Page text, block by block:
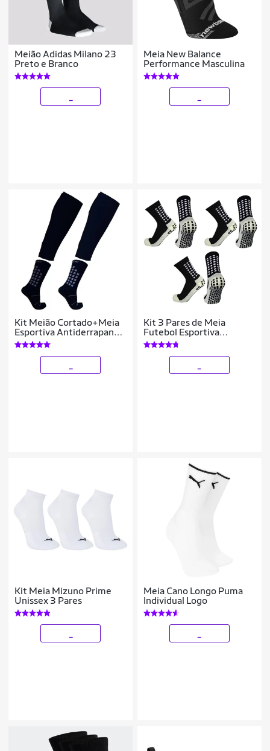
Meião Adidas Milano 23
Preto e Branco
Meia New Balance
Performance Masculina
Kit Meião Cortado+Meia
Esportiva Antiderrapante
Vistho
Kit 3 Pares de Meia
Futebol Esportiva
Antiderrapante Pro
Soccer De Compressão
Kit Meia Mizuno Prime
Unissex 3 Pares
Meia Cano Longo Puma
Individual Logo